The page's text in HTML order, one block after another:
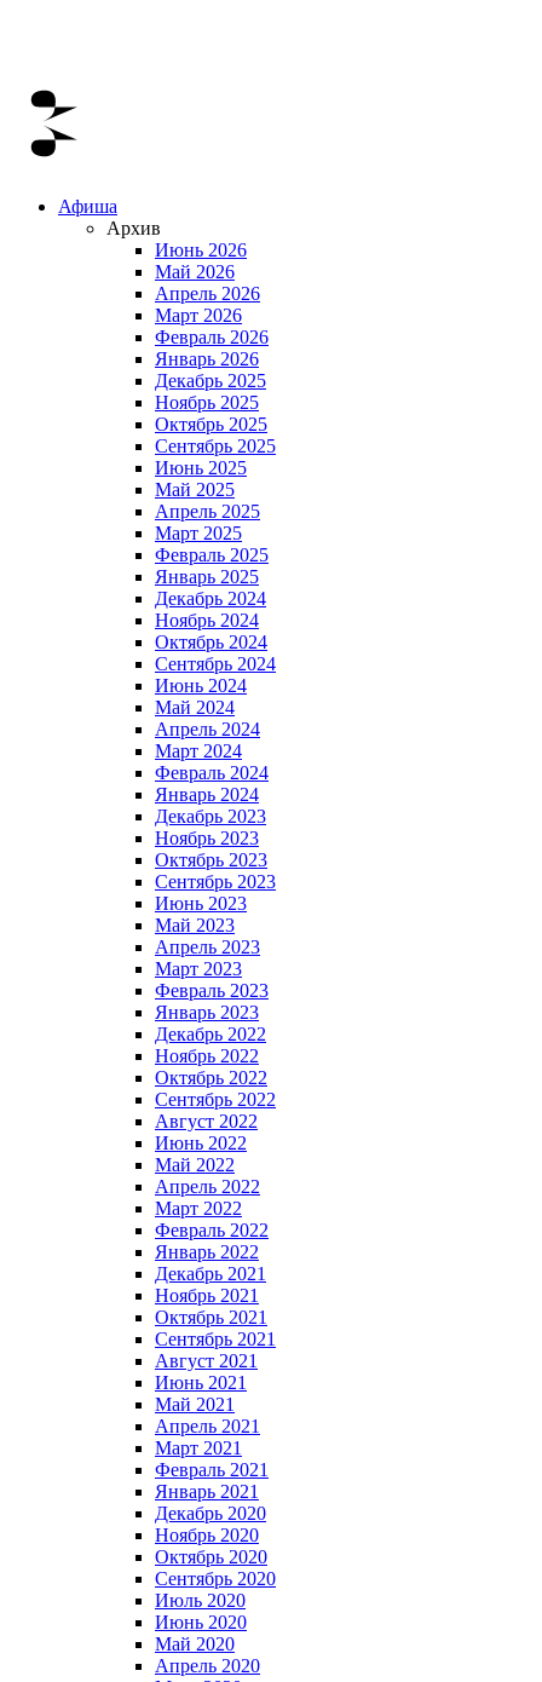
Афиша
Архив
Июнь 2026
Май 2026
Апрель 2026
Март 2026
Февраль 2026
Январь 2026
Декабрь 2025
Ноябрь 2025
Октябрь 2025
Сентябрь 2025
Июнь 2025
Май 2025
Апрель 2025
Март 2025
Февраль 2025
Январь 2025
Декабрь 2024
Ноябрь 2024
Октябрь 2024
Сентябрь 2024
Июнь 2024
Май 2024
Апрель 2024
Март 2024
Февраль 2024
Январь 2024
Декабрь 2023
Ноябрь 2023
Октябрь 2023
Сентябрь 2023
Июнь 2023
Май 2023
Апрель 2023
Март 2023
Февраль 2023
Январь 2023
Декабрь 2022
Ноябрь 2022
Октябрь 2022
Сентябрь 2022
Август 2022
Июнь 2022
Май 2022
Апрель 2022
Март 2022
Февраль 2022
Январь 2022
Декабрь 2021
Ноябрь 2021
Октябрь 2021
Сентябрь 2021
Август 2021
Июнь 2021
Май 2021
Апрель 2021
Март 2021
Февраль 2021
Январь 2021
Декабрь 2020
Ноябрь 2020
Октябрь 2020
Сентябрь 2020
Июль 2020
Июнь 2020
Май 2020
Апрель 2020